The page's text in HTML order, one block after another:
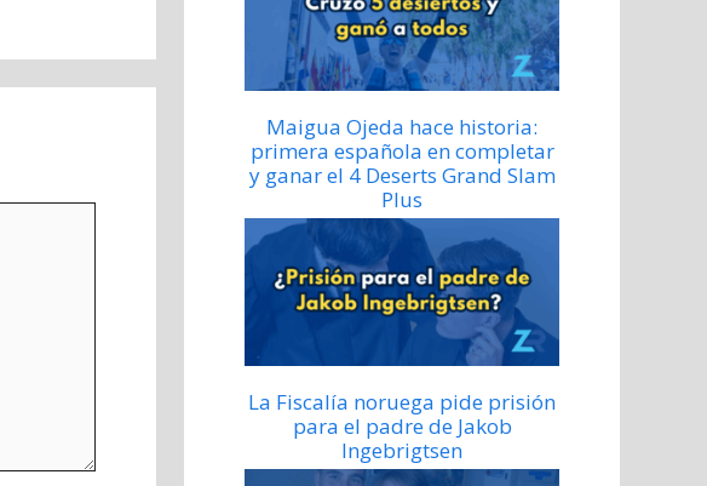
Maigua Ojeda hace historia:
primera española en completar
y ganar el 4 Deserts Grand Slam
Plus
La Fiscalía noruega pide prisión
para el padre de Jakob
Ingebrigtsen